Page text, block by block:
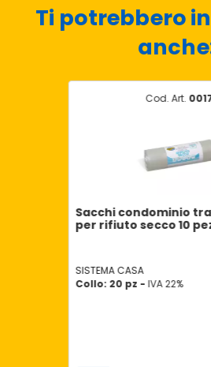
Ti potrebbero
Cod. Art.
Sacchi condominio
per rifiuto secco 10
SISTEMA CASA
Collo: 20 pz - IVA 22%